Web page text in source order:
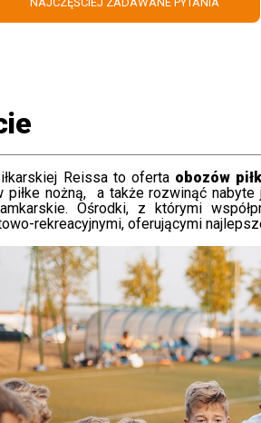
Reissa to oferta obozów
piłke nożną, a także rozwinąć
Ośrodki, z którymi
rekreacyjnymi, oferującymi